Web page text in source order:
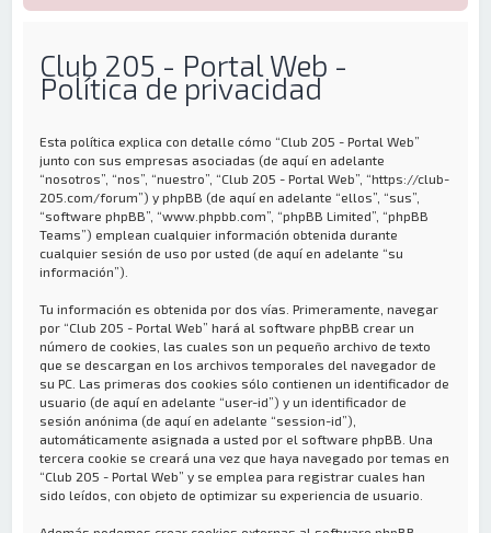
Club 205 - Portal Web -
Política de privacidad
Esta política explica con detalle cómo “Club 205 - Portal Web”
junto con sus empresas asociadas (de aquí en adelante
“nosotros”, “nos”, “nuestro”, “Club 205 - Portal Web”, “https://club-
205.com/forum”) y phpBB (de aquí en adelante “ellos”, “sus”,
“software phpBB”, “www.phpbb.com”, “phpBB Limited”, “phpBB
Teams”) emplean cualquier información obtenida durante
cualquier sesión de uso por usted (de aquí en adelante “su
información”).
Tu información es obtenida por dos vías. Primeramente, navegar
por “Club 205 - Portal Web” hará al software phpBB crear un
número de cookies, las cuales son un pequeño archivo de texto
que se descargan en los archivos temporales del navegador de
su PC. Las primeras dos cookies sólo contienen un identificador de
usuario (de aquí en adelante “user-id”) y un identificador de
sesión anónima (de aquí en adelante “session-id”),
automáticamente asignada a usted por el software phpBB. Una
tercera cookie se creará una vez que haya navegado por temas en
“Club 205 - Portal Web” y se emplea para registrar cuales han
sido leídos, con objeto de optimizar su experiencia de usuario.